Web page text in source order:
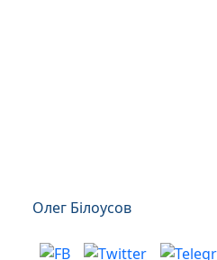
Олег Білоусов